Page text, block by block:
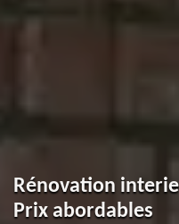
Rénovation
Prix abordables